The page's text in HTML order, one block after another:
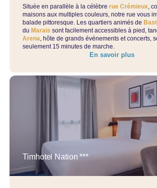
Située en parallèle à la célèbrerue Crémieux,
maisons aux multiples couleurs, notre rue vous
balade pittoresque. Les quartiers animés de
du Marais sont facilement accessibles à pied,
Arena, hôte de grands événements et concerts,
seulement 15 minutes de marche.
En savoir plus
Timhotel Nation ***